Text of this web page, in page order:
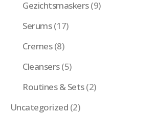
Gezichtsmaskers(9)
Serums (17)
Cremes (8)
Cleansers(5)
Routines & Sets(2)
Uncategorized (2)